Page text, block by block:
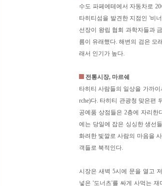
수도 파페에테에서 자동차로
타히티섬을 발견한 지점인 '비
선장이 왕립 협회 과학자들과
름이 유래했다. 해변의 검은 모
래서 인기가 높다.
전통시장, 마르쉐
타히티 사람들의 일상을 가까
rche)다. 타히티 관광청 맞은편
공예품 상점들은 2층에 자리한
에는 당일에 잡은 싱싱한 생선
화려한 빛깔로 사람의 마음을
객들로 북적인다.
시장은 새벽 5시에 문을 열고
넣은 '도너츠'를 싸게 사먹는